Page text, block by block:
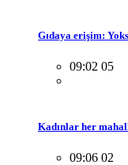
Gıdaya erişim:
09:02 05
Kadınlar her
09:06 02